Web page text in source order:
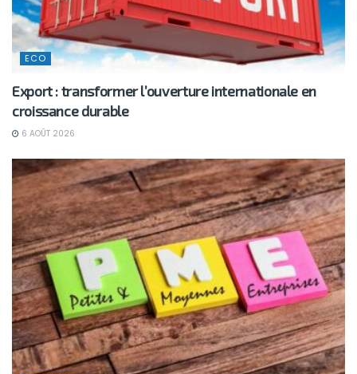
ECO
Export : transformer l’ouverture internationale en
croissance durable
6 AOÛT 2026